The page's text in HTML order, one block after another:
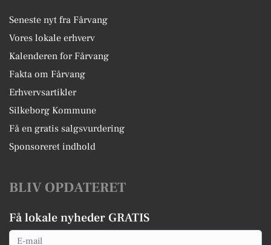
Seneste nyt fra Fårvang
Vores lokale erhverv
Kalenderen for Fårvang
Fakta om Fårvang
Erhvervsartikler
Silkeborg Kommune
Få en gratis salgsvurdering
Sponsoreret indhold
BLIV OPDATERET
Få lokale nyheder GRATIS
Email